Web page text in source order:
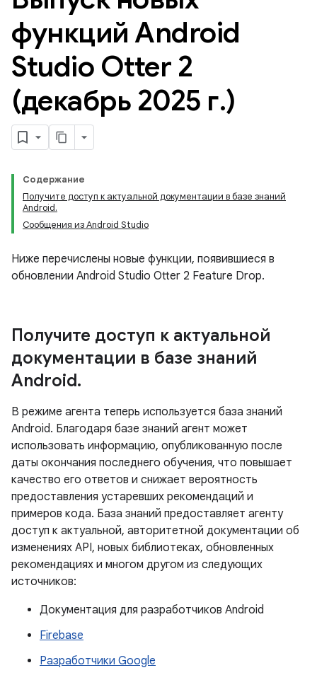
функций Android
Studio Otter 2
(декабрь 2025 г.)
Содержание
Получите доступ к актуальной документации в базе знаний
Android.
Сообщения из Android Studio
Ниже перечислены новые функции, появившиеся в
обновлении Android Studio Otter 2 Feature Drop.
Получите доступ к актуальной
документации в базе знаний
Android.
В режиме агента теперь используется база знаний
Android. Благодаря базе знаний агент может
использовать информацию, опубликованную после
даты окончания последнего обучения, что повышает
качество его ответов и снижает вероятность
предоставления устаревших рекомендаций и
примеров кода. База знаний предоставляет агенту
доступ к актуальной, авторитетной документации об
изменениях API, новых библиотеках, обновленных
рекомендациях и многом другом из следующих
источников:
Документация для разработчиков Android
Firebase
Разработчики Google